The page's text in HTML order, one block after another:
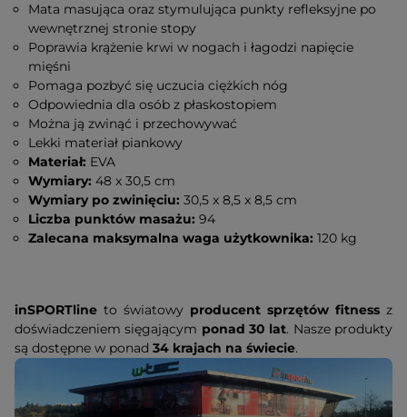
Mata masująca oraz stymulująca punkty refleksyjne po
wewnętrznej stronie stopy
Poprawia krążenie krwi w nogach i łagodzi napięcie
mięśni
Pomaga pozbyć się uczucia ciężkich nóg
Odpowiednia dla osób z płaskostopiem
Można ją zwinąć i przechowywać
Lekki materiał piankowy
Materiał: EVA
Wymiary: 48 x 30,5 cm
Wymiary po zwinięciu: 30,5 x 8,5 x 8,5 cm
Liczba punktów masażu: 94
Zalecana maksymalna waga użytkownika: 120 kg
inSPORTline to światowy producent sprzętów fitness z
doświadczeniem sięgającym ponad 30 lat. Nasze produkty
są dostępne w ponad 34 krajach na świecie.